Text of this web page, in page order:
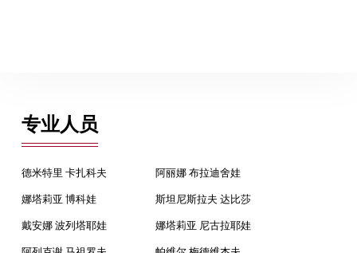
专业人员
德米特里 卡扎科夫 阿丽娜 布拉迪舍娃
娜塔莉亚 博科娃 斯坦尼斯拉夫 达比莎
戴安娜 波列塔耶娃 娜塔莉亚 尼古拉耶娃